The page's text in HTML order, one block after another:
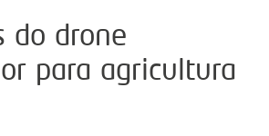
do drone
para agricultura